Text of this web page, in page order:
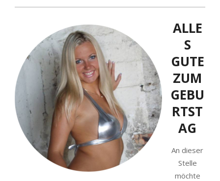
ALLE
S
GUTE
ZUM
GEBU
RTST
AG
An dieser
Stelle
möchte